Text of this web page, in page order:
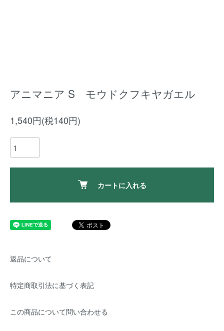
アニマニア S モウドクフキヤガエル
1,540円(税140円)
カートに入れる
返品について
特定商取引法に基づく表記
この商品について問い合わせる